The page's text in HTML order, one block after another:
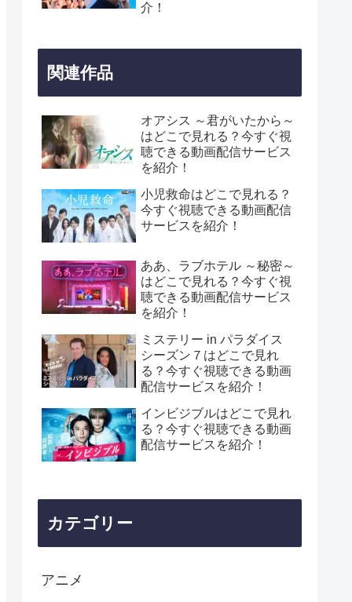
介！
関連作品
オアシス ～君がいたから～
はどこで見れる？今すぐ視
聴できる動画配信サービス
を紹介！
小児救命はどこで見れる？
今すぐ視聴できる動画配信
サービスを紹介！
ああ、ラブホテル ～秘密～
はどこで見れる？今すぐ視
聴できる動画配信サービス
を紹介！
ミステリー in パラダイス
シーズン７はどこで見れ
る？今すぐ視聴できる動画
配信サービスを紹介！
インビジブルはどこで見れ
る？今すぐ視聴できる動画
配信サービスを紹介！
カテゴリー
アニメ